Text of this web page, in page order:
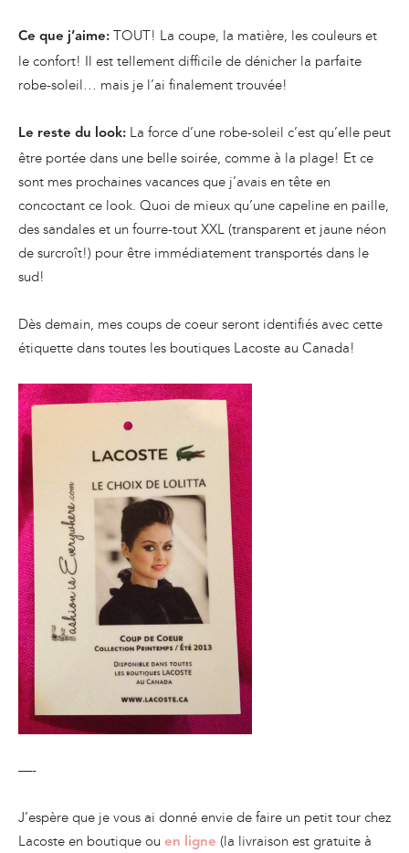
Ce que j’aime: TOUT! La coupe, la matière, les couleurs et
le confort! Il est tellement difficile de dénicher la parfaite
robe-soleil… mais je l’ai finalement trouvée!
Le reste du look: La force d’une robe-soleil c’est qu’elle peut
être portée dans une belle soirée, comme à la plage! Et ce
sont mes prochaines vacances que j’avais en tête en
concoctant ce look. Quoi de mieux qu’une capeline en paille,
des sandales et un fourre-tout XXL (transparent et jaune néon
de surcroît!) pour être immédiatement transportés dans le
sud!
Dès demain, mes coups de coeur seront identifiés avec cette
étiquette dans toutes les boutiques Lacoste au Canada!
—-
J’espère que je vous ai donné envie de faire un petit tour chez
Lacoste en boutique ou en ligne (la livraison est gratuite à